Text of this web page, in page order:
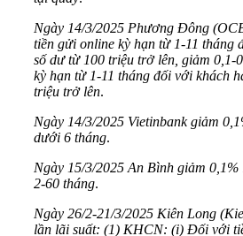
Ngày 14/3/2025 Phương Đông
tiền gửi online kỳ hạn từ 1-11 tháng
số dư từ 100 triệu trở lên, giảm 0,1-
kỳ hạn từ 1-11 tháng đối với khách
triệu trở lên.
Ngày 14/3/2025 Vietinbank giảm
dưới 6 tháng.
Ngày 15/3/2025 An Bình giảm
2-60 tháng.
Ngày 26/2-21/3/2025 Kiên Long
lần lãi suất: (1) KHCN: (i) Đối với